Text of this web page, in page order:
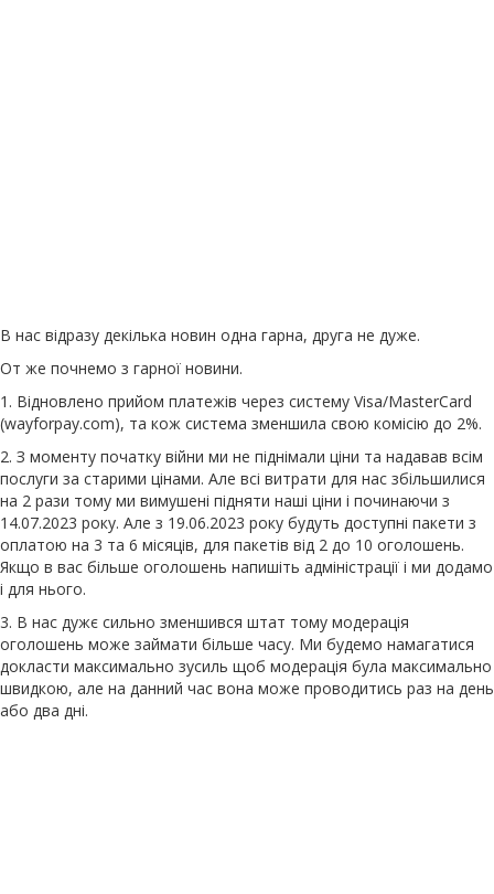
В нас відразу декілька новин одна гарна, друга не дуже.
От же почнемо з гарної новини.
1. Відновлено прийом платежів через систему Visa/MasterCard
(wayforpay.com), та кож система зменшила свою комісію до 2%.
2. З моменту початку війни ми не піднімали ціни та надавав всім
послуги за старими цінами. Але всі витрати для нас збільшилися
на 2 рази тому ми вимушені підняти наші ціни і починаючи з
14.07.2023 року. Але з 19.06.2023 року будуть доступні пакети з
оплатою на 3 та 6 місяців, для пакетів від 2 до 10 оголошень.
Якщо в вас більше оголошень напишіть адміністрації і ми додамо
і для нього.
3. В нас дужє сильно зменшився штат тому модерація
оголошень може займати більше часу. Ми будемо намагатися
докласти максимально зусиль щоб модерація була максимально
швидкою, але на данний час вона може проводитись раз на день
або два дні.